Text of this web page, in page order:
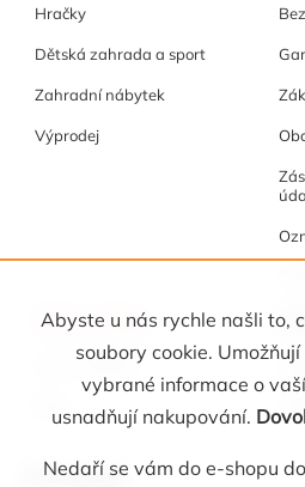
Abyste u nás rychle našli to,
soubory cookie.
vybrané informace o
usnadňují nakupování.
Nedaří se vám do e-shopu
Hračky
Dětská zahrada a sport
Zahradní nábytek
Výprodej
Akce a tipy
Akční nabídka
Kontakt